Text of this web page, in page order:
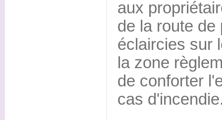
aux
de la route de
éclaircies sur
la zone
de conforter
cas